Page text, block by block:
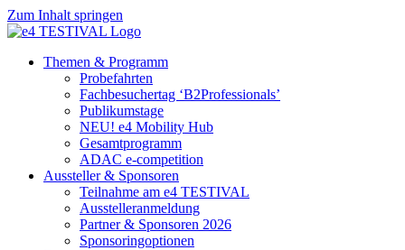
Zum Inhalt springen
Themen & Programm
Probefahrten
Fachbesuchertag ‘B2Professionals’
Publikumstage
NEU! e4 Mobility Hub
Gesamtprogramm
ADAC e-competition
Aussteller & Sponsoren
Teilnahme am e4 TESTIVAL
Ausstelleranmeldung
Partner & Sponsoren 2026
Sponsoringoptionen